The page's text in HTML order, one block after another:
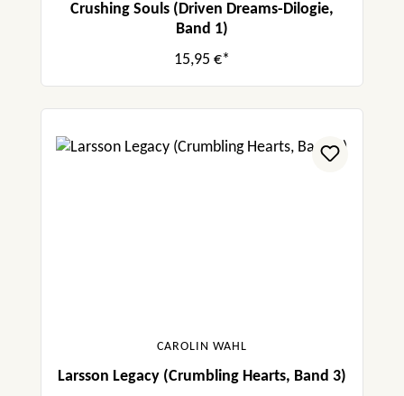
Crushing Souls (Driven Dreams-Dilogie,
Band 1)
15,95 €*
CAROLIN WAHL
Larsson Legacy (Crumbling Hearts, Band 3)